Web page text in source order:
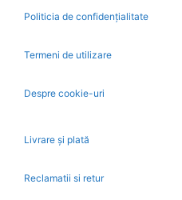
Politicia de confidențialitate
Termeni de utilizare
Despre cookie-uri
Livrare și plată
Reclamatii si retur